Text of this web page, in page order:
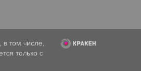
том числе,
только с